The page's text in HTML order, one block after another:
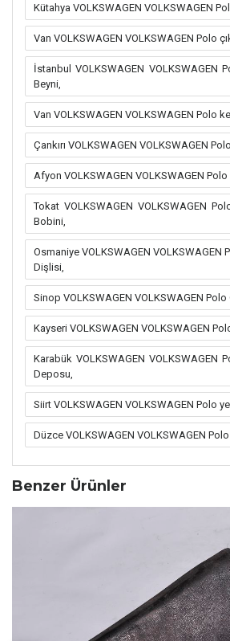
Kütahya VOLKSWAGEN VOLKSWAGEN
Van VOLKSWAGEN VOLKSWAGEN Polo
İstanbul VOLKSWAGEN VOLKSWAGEN
Beyni,
Van VOLKSWAGEN VOLKSWAGEN Polo
Çankırı VOLKSWAGEN VOLKSWAGEN
Afyon VOLKSWAGEN VOLKSWAGEN Polo
Tokat VOLKSWAGEN VOLKSWAGEN
Bobini,
Osmaniye VOLKSWAGEN VOLKSWAGEN
Dişlisi,
Sinop VOLKSWAGEN VOLKSWAGEN Polo
Kayseri VOLKSWAGEN VOLKSWAGEN Polo
Karabük VOLKSWAGEN VOLKSWAGEN
Deposu,
Siirt VOLKSWAGEN VOLKSWAGEN Polo
Düzce VOLKSWAGEN VOLKSWAGEN
Benzer Ürünler